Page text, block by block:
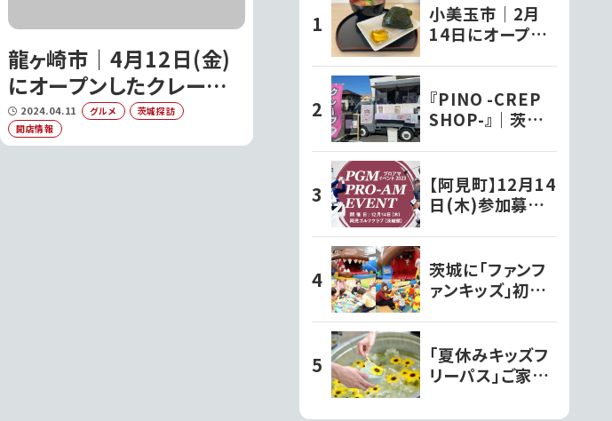
龍ヶ崎市｜4月12日(金)
にオープンしたクレープ
店『タキザワクレープ』で
堪能するパリッとモチモチ
2024.04.11 グルメ
茨城探訪
開店情報
小美玉市｜2月
14日にオープン
おにぎり味噌汁セ
ットをいただきま
した!!
『PINO -CREP
SHOP-』｜茨城
り
【阿見町】12月14
日(木)参加募
ーシップ契約プ
ロが出演する
『PGMプロアマ
イベント2023』を
開催!!
茨城に「ファンフ
ァンキッズ」初上
新感覚室内遊園
地｜水戸市
「夏休みキッズフ
リーパス」ご家族
まわりと過ごす里